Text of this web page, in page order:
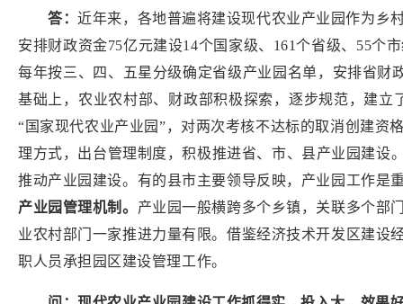
答：近年来，各地普遍将建设现代农业产业园作为乡
安排财政资金75亿元建设14个国家级、 161个省级、 55个
每年按三、四、五星分级确定省级产业园名单，安排省财
基础上，农业农村部、财政部积极探索，逐步规范，建立
“国家现代农业产业园”，对两次考核不达标的取消创建
理方式，出台管理制度，积极推进省、市、县产业园建设
推动产业园建设。有的县市主要领导反映，产业园工作是
产业园管理机制。 产业园一般横跨多个乡镇，关联多个部
业农村部门一家推进力量有限。借鉴经济技术开发区建设
职人员承担园区建设管理工作。